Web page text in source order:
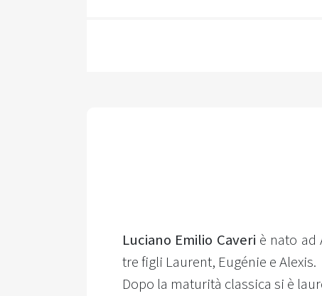
Luciano Emilio Caveri è nato ad
tre figli Laurent, Eugénie e Alexis.
Dopo la maturità classica si è